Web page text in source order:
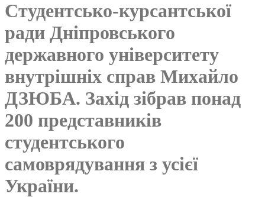
Студентсько-курсантської
ради Дніпровського
державного університету
внутрішніх справ Михайло
ДЗЮБА. Захід зібрав понад
200 представників
студентського
самоврядування з усієї
України.